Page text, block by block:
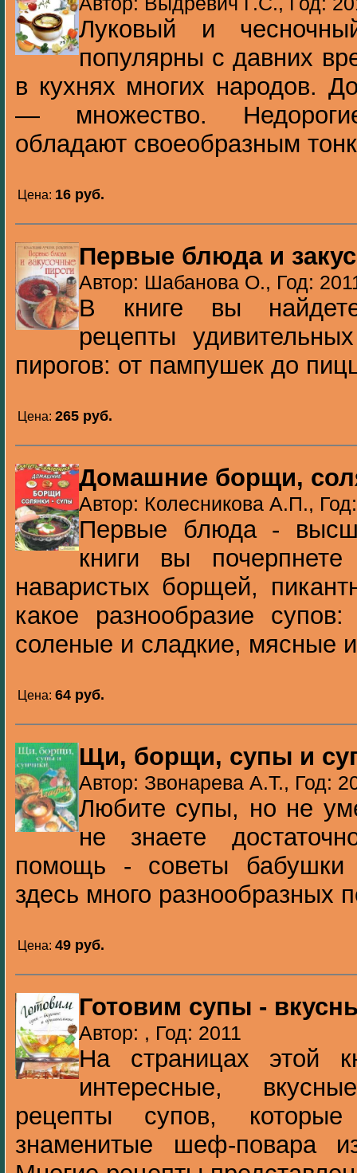
Луковый и
популярны с давних
в кухнях многих народов.
— множество.
обладают своеобразным
Цена: 16 pуб.
Первые блюда и
Автор: Шабанова О., Год:
В книге вы
рецепты
пирогов: от пампушек до
Цена: 265 pуб.
Домашние борщи,
Автор: Колесникова А.П.,
Первые блюда -
книги вы
наваристых борщей,
какое разнообразие
соленые и сладкие, мясные
Цена: 64 pуб.
Щи, борщи, супы и
Автор: Звонарева А.Т., Год:
Любите супы, но не
не знаете
помощь - советы
здесь много разнообразных
Цена: 49 pуб.
Готовим супы -
Автор: , Год: 2011
На страницах этой
интересные,
рецепты супов, которые
знаменитые шеф-повара